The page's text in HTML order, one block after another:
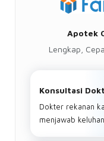
Apotek
Lengkap,
Konsultasi
Dokter rekanan
menjawab